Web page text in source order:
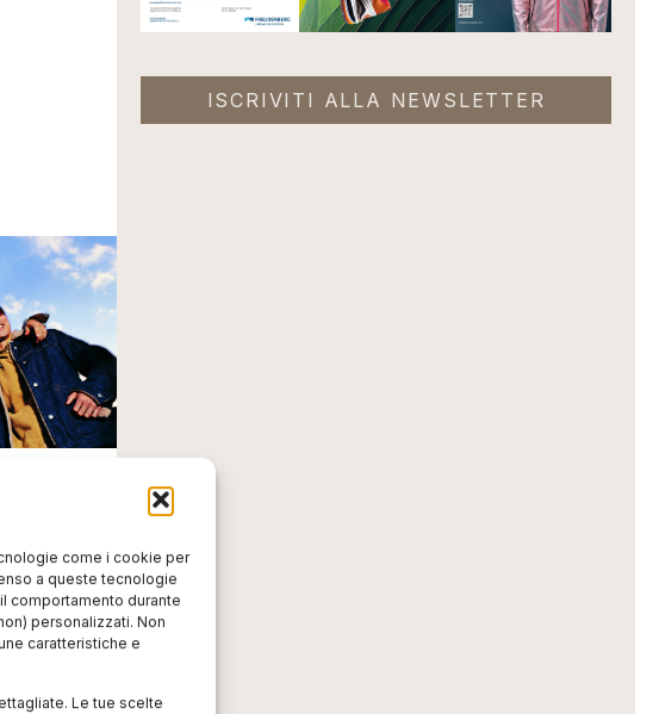
come i cookie per
a queste tecnologie
comportamento durante
personalizzati. Non
caratteristiche e
Le tue scelte
pensato
a chi
che,
di tutte le
ISCRIVITI ALLA NEWSLETTER